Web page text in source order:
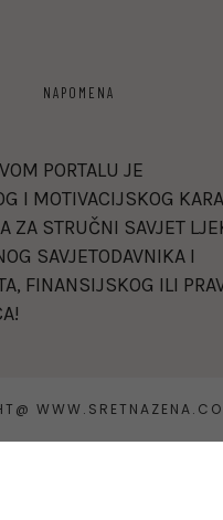
NAPOMENA
PORTALU JE
I MOTIVACIJSKOG
ZA STRUČNI SAVJET
SAVJETODAVNIKA I
FINANSIJSKOG ILI